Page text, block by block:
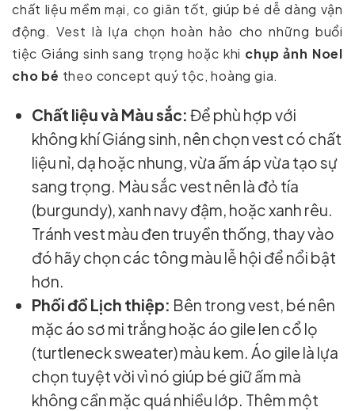
chất liệu mềm mại, co giãn tốt, giúp bé dễ dàng vận
động. Vest là lựa chọn hoàn hảo cho những buổi
tiệc Giáng sinh sang trọng hoặc khi chụp ảnh Noel
cho bé theo concept quý tộc, hoàng gia.
Chất liệu và Màu sắc: Để phù hợp với
không khí Giáng sinh, nên chọn vest có chất
liệu nỉ, dạ hoặc nhung, vừa ấm áp vừa tạo sự
sang trọng. Màu sắc vest nên là đỏ tía
(burgundy), xanh navy đậm, hoặc xanh rêu.
Tránh vest màu đen truyền thống, thay vào
đó hãy chọn các tông màu lễ hội để nổi bật
hơn.
Phối đồ Lịch thiệp: Bên trong vest, bé nên
mặc áo sơ mi trắng hoặc áo gile len cổ lọ
(turtleneck sweater) màu kem. Áo gile là lựa
chọn tuyệt vời vì nó giúp bé giữ ấm mà
không cần mặc quá nhiều lớp. Thêm một